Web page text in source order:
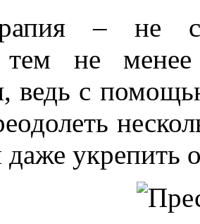
– не
тем не
ведь с
укрепить